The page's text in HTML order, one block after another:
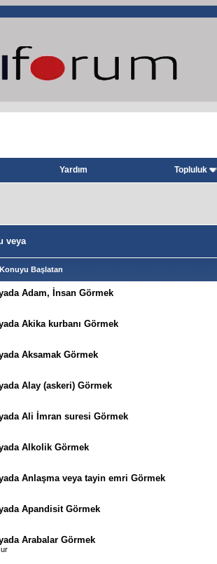
Yardım Topluluk
veya
Başlatan
Adam, İnsan Görmek
Akika kurbanı Görmek
Aksamak Görmek
Alay (askeri) Görmek
Ali İmran suresi Görmek
Alkolik Görmek
Anlaşma veya tayin emri Görmek
Apandisit Görmek
Arabalar Görmek